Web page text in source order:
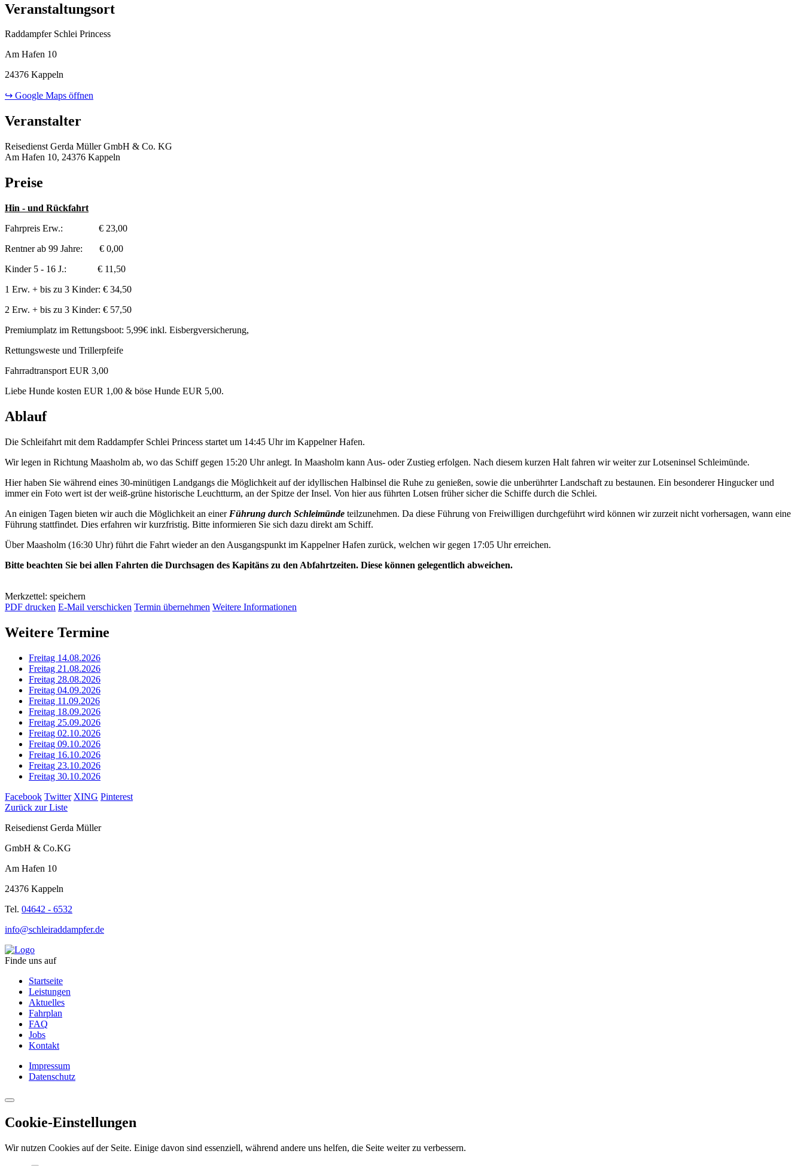
Veranstaltungsort
Raddampfer Schlei Princess
Am Hafen 10
24376 Kappeln
↪ Google Maps öffnen
Veranstalter
Reisedienst Gerda Müller GmbH & Co. KG
Am Hafen 10, 24376 Kappeln
Preise
Hin - und Rückfahrt
Fahrpreis Erw.: € 23,00
Rentner ab 99 Jahre: € 0,00
Kinder 5 - 16 J.: € 11,50
1 Erw. + bis zu 3 Kinder: € 34,50
2 Erw. + bis zu 3 Kinder: € 57,50
Premiumplatz im Rettungsboot: 5,99€ inkl. Eisbergversicherung,
Rettungsweste und Trillerpfeife
Fahrradtransport EUR 3,00
Liebe Hunde kosten EUR 1,00 & böse Hunde EUR 5,00.
Ablauf
Die Schleifahrt mit dem Raddampfer Schlei Princess startet um 14:45 Uhr im Kappelner Hafen.
Wir legen in Richtung Maasholm ab, wo das Schiff gegen 15:20 Uhr anlegt. In Maasholm kann Aus- oder Zustieg erfolgen. Nach diesem kurzen Halt fahren wir weiter zur Lotseninsel Schleimünde.
Hier haben Sie während eines 30-minütigen Landgangs die Möglichkeit auf der idyllischen Halbinsel die Ruhe zu genießen, sowie die unberührter Landschaft zu bestaunen. Ein besonderer Hingucker und
immer ein Foto wert ist der weiß-grüne historische Leuchtturm, an der Spitze der Insel. Von hier aus führten Lotsen früher sicher die Schiffe durch die Schlei.
An einigen Tagen bieten wir auch die Möglichkeit an einer Führung durch Schleimünde teilzunehmen. Da diese Führung von Freiwilligen durchgeführt wird können wir zurzeit nicht vorhersagen, wann eine
Führung stattfindet. Dies erfahren wir kurzfristig. Bitte informieren Sie sich dazu direkt am Schiff.
Über Maasholm (16:30 Uhr) führt die Fahrt wieder an den Ausgangspunkt im Kappelner Hafen zurück, welchen wir gegen 17:05 Uhr erreichen.
Bitte beachten Sie bei allen Fahrten die Durchsagen des Kapitäns zu den Abfahrtzeiten. Diese können gelegentlich abweichen.
Merkzettel: speichern
PDF drucken E-Mail verschicken Termin übernehmen Weitere Informationen
Weitere Termine
Freitag 14.08.2026
Freitag 21.08.2026
Freitag 28.08.2026
Freitag 04.09.2026
Freitag 11.09.2026
Freitag 18.09.2026
Freitag 25.09.2026
Freitag 02.10.2026
Freitag 09.10.2026
Freitag 16.10.2026
Freitag 23.10.2026
Freitag 30.10.2026
Facebook Twitter XING Pinterest
Zurück zur Liste
Reisedienst Gerda Müller
GmbH & Co.KG
Am Hafen 10
24376 Kappeln
Tel. 04642 - 6532
info@schleiraddampfer.de
Finde uns auf
Startseite
Leistungen
Aktuelles
Fahrplan
FAQ
Jobs
Kontakt
Impressum
Datenschutz
Cookie-Einstellungen
Wir nutzen Cookies auf der Seite. Einige davon sind essenziell, während andere uns helfen, die Seite weiter zu verbessern.